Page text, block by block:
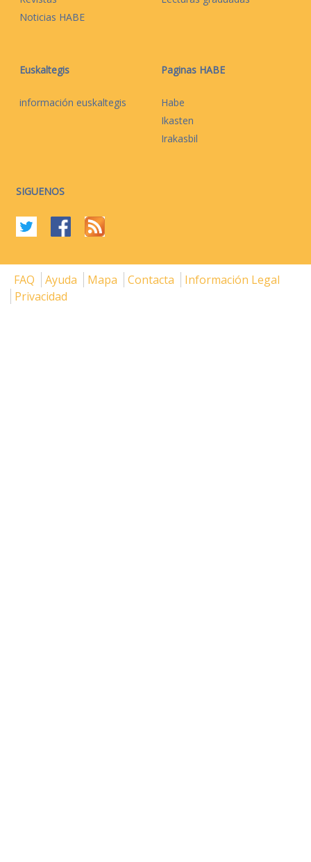
Noticias HABE
Euskaltegis
información euskaltegis
Paginas HABE
Habe
Ikasten
Irakasbil
SIGUENOS
FAQ Ayuda Mapa Contacta
Información Legal
Privacidad